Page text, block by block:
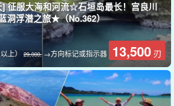
征服大海和河流☆石垣岛最长！宫良川
洞浮潜之旅★（No.362）
上）29,000. →方向标记或指示器 13,500 刃